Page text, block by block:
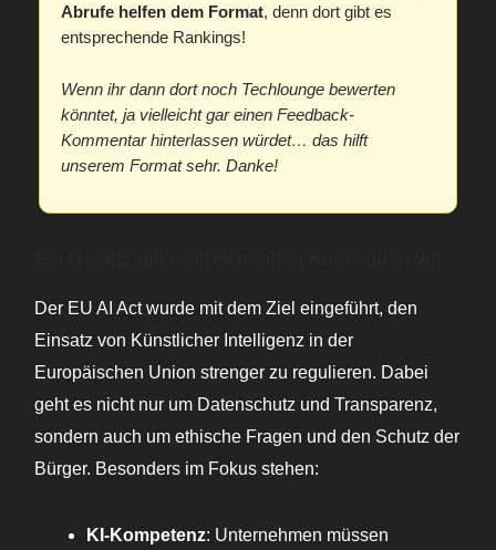
Abrufe helfen dem Format, denn dort gibt es
entsprechende Rankings!
Wenn ihr dann dort noch Techlounge bewerten
könntet, ja vielleicht gar einen Feedback-
Kommentar hinterlassen würdet… das hilft
unserem Format sehr. Danke!
Der EU AI Act wurde mit dem Ziel eingeführt, den
Einsatz von Künstlicher Intelligenz in der
Europäischen Union strenger zu regulieren. Dabei
geht es nicht nur um Datenschutz und Transparenz,
sondern auch um ethische Fragen und den Schutz der
Bürger. Besonders im Fokus stehen:
KI-Kompetenz: Unternehmen müssen